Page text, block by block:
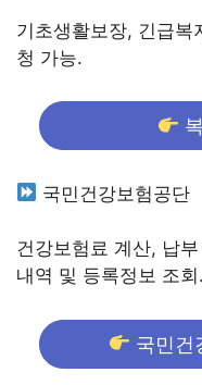
기초생활보장, 긴급복
청 가능.
국민건강보험공단
건강보험료 계산, 납
내역 및 등록정보 조회.
국민건